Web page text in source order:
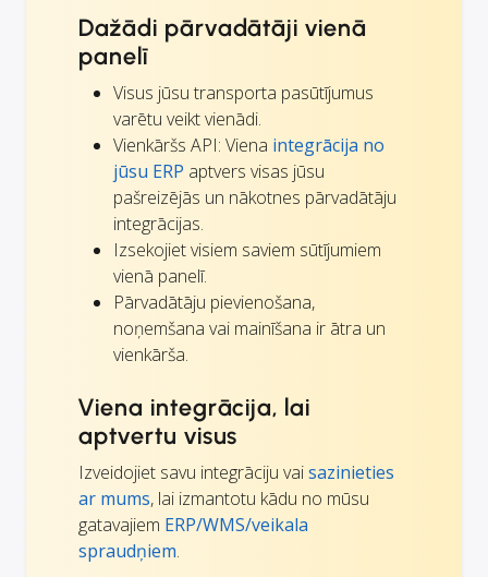
Dažādi pārvadātāji vienā
panelī
Visus jūsu transporta pasūtījumus
varētu veikt vienādi.
Vienkāršs API: Viena integrācija no
jūsu ERP aptvers visas jūsu
pašreizējās un nākotnes pārvadātāju
integrācijas.
Izsekojiet visiem saviem sūtījumiem
vienā panelī.
Pārvadātāju pievienošana,
noņemšana vai mainīšana ir ātra un
vienkārša.
Viena integrācija, lai
aptvertu visus
Izveidojiet savu integrāciju vaisazinieties
ar mums, lai izmantotu kādu no mūsu
gatavajiem ERP/WMS/veikala
spraudņiem.